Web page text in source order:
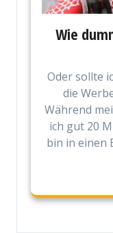
Wie
Oder sollte
die
Während
ich gut 20
bin in einen